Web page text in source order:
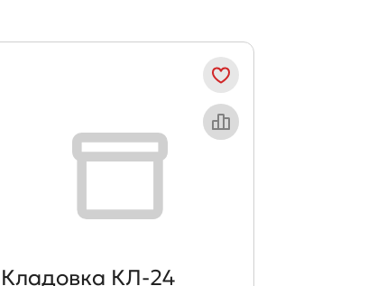
Кладовка КЛ-24